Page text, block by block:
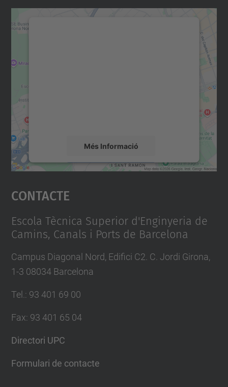
Més Informació
Accepta
powered by
Contacte
Escola Tècnica Superior d'Enginyeria de
Camins, Canals i Ports de Barcelona
Campus Diagonal Nord, Edifici C2. C. Jordi Girona,
1-3 08034 Barcelona
Tel.: 93 401 69 00
Fax: 93 401 65 04
Directori UPC
Formulari de contacte